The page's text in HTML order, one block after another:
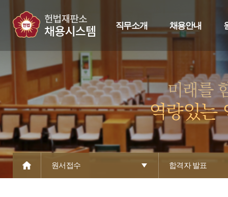
직무소개 채용안내
원서접수 합격자 발표